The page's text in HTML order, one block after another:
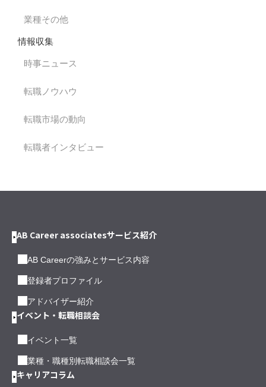
業種その他
情報収集
時事ニュース
転職ノウハウ
転職市場の動向
転職者インタビュー
AB Career associatesサービス紹介
AB Careerの強みとサービス内容
登録者プロファイル
アドバイザー紹介
イベント・転職相談会
イベント一覧
業種・職種別転職相談会一覧
キャリアコラム